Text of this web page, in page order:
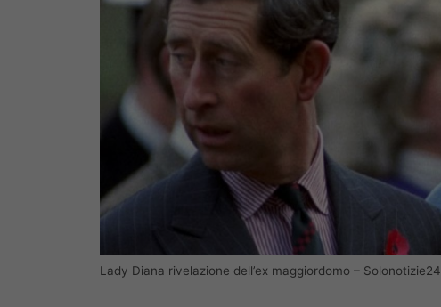
Lady Diana rivelazione dell’ex maggiordomo – Solonotizie24